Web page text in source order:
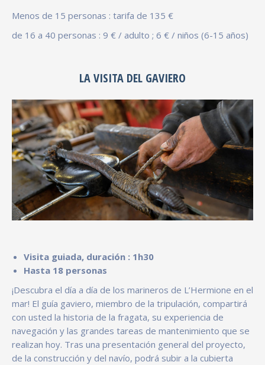
Menos de 15 personas : tarifa de 135 €
de 16 a 40 personas : 9 € / adulto ; 6 € / niños (6-15 años)
LA VISITA DEL GAVIERO
Visita guiada, duración : 1h30
Hasta 18 personas
¡Descubra el día a día de los marineros de L’Hermione en el
mar! El guía gaviero, miembro de la tripulación, compartirá
con usted la historia de la fragata, su experiencia de
navegación y las grandes tareas de mantenimiento que se
realizan hoy. Tras una presentación general del proyecto,
de la construcción y del navío, podrá subir a la cubierta